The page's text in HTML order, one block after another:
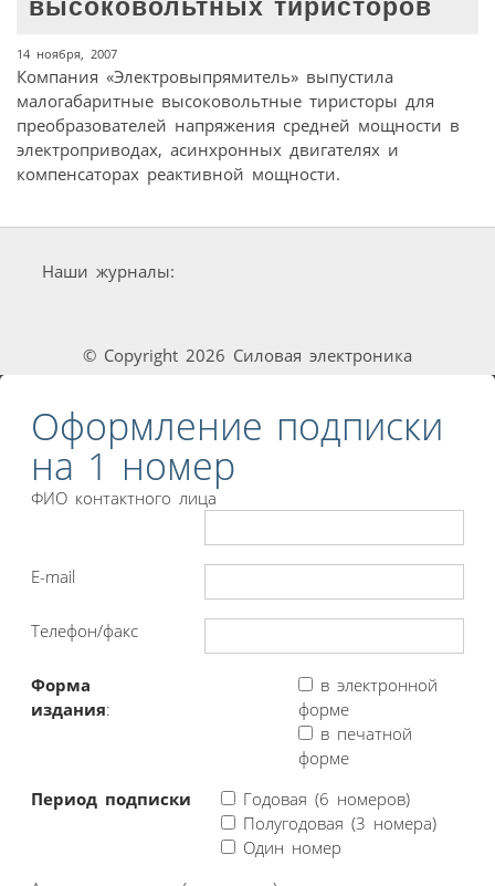
высоковольтных тиристоров
14 ноября, 2007
Компания «Электровыпрямитель» выпустила
малогабаритные высоковольтные тиристоры для
преобразователей напряжения средней мощности в
электроприводах, асинхронных двигателях и
компенсаторах реактивной мощности.
Наши журналы:
© Copyright 2026 Силовая электроника
Оформление подписки
на 1 номер
ФИО контактного лица
E-mail
Телефон/факс
Форма
издания:
в электронной
форме
в печатной
форме
Период подписки
Годовая (6 номеров)
Полугодовая (3 номера)
Один номер